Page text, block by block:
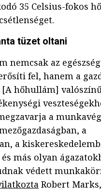
35 Celsius-fokos
tüzet oltani
nemcsak az
fel, hanem a
[A hőhullám]
a
a
a
más olyan
védett
Robert